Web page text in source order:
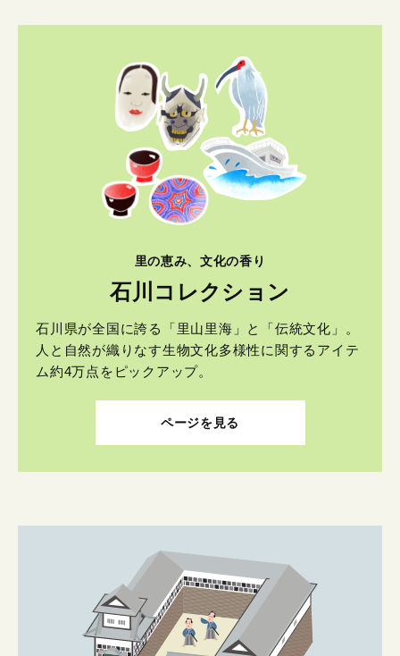
里の恵み、文化の香り
石川コレクション
石川県が全国に誇る「里山里海」と「伝統文化」。
人と自然が織りなす生物文化多様性に関するアイテ
ム約4万点をピックアップ。
ページを見る